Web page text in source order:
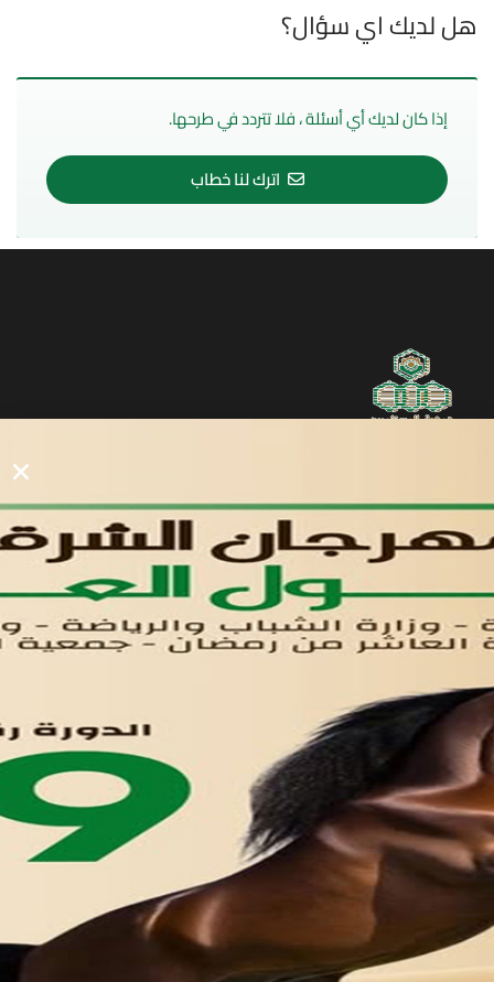
هل لديك اي سؤال؟
إذا كان لديك أي أسئلة ، فلا تتردد في طرحها.
اترك لنا خطاب
في مدينة العاشر من رمضان القوائم
لوحه التحكم
اتصل بنا
تواصل معنا
مدينة العاشر من رمضان
01221020029
055-4494429
055-4494406
info.triaeg@yahoo.com